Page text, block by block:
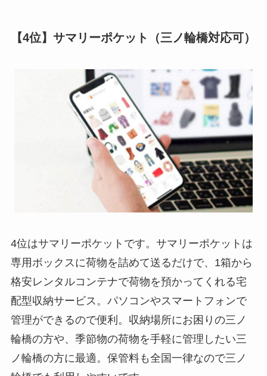
【4位】サマリーポケット（三ノ輪橋対応可）
4位はサマリーポケットです。サマリーポケットは
専用ボックスに荷物を詰めて送るだけで、1箱から
格安レンタルコンテナで荷物を預かってくれる宅
配型収納サービス。パソコンやスマートフォンで
管理ができるので便利。収納場所にお困りの三ノ
輪橋の方や、季節物の荷物を手軽に管理したい三
ノ輪橋の方に最適。保管料も全国一律なので三ノ